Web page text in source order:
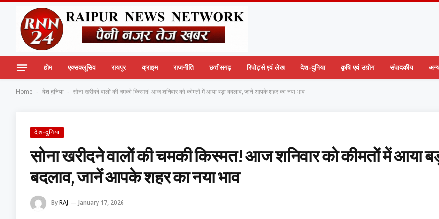
होम एक्सक्लूसिव रायपुर क्राइम राजनीति छत्तीसगढ़ रिपोर्ट्स एवं लेख देश-दुनिया कृषि एवं उद्योग संपादकीय अन्य
Home - देश-दुनिया - सोना खरीदने वालों की चमकी किस्मत! आज शनिवार को कीमतों में आया बड़ा बदलाव, जानें आपके शहर का नया भाव
देश-दुनिया
सोना खरीदने वालों की चमकी किस्मत! आज शनिवार को कीमतों में आया
बदलाव, जानें आपके शहर का नया भाव
ByRAJ January 17, 2026